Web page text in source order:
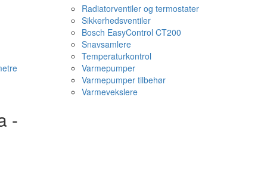
Radiatorventiler og termostater
Sikkerhedsventiler
Bosch EasyControl CT200
Snavsamlere
Temperaturkontrol
Varmepumper
Varmepumper tilbehør
Varmevekslere
-